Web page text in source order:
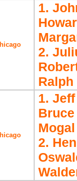
1.
2.
1.
2.